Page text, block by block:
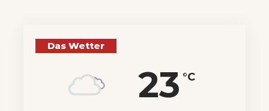
Das Wetter
23 °C